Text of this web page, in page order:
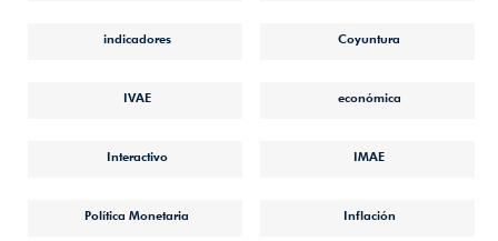
indicadores Coyuntura
IVAE económica
Interactivo IMAE
Política Monetaria Inflación